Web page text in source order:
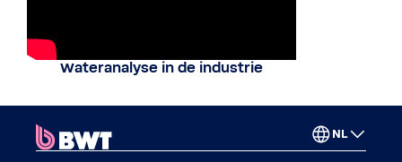
Wateranalyse in de industrie
NL